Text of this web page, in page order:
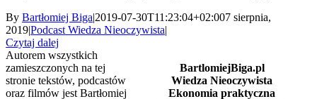
By Bartłomiej Biga|2019-07-30T11:23:04+02:007 sierpnia,
2019|Podcast Wiedza Nieoczywista|
Czytaj dalej
BartlomiejBiga.pl
Wiedza Nieoczywista
Ekonomia praktyczna
Autorem wszystkich
zamieszczonych na tej
stronie tekstów, podcastów
oraz filmów jest Bartłomiej